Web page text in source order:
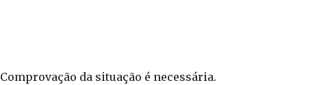
Comprovação da situação é necessária.